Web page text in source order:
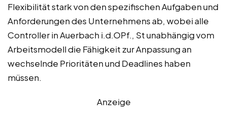
Flexibilität stark von den spezifischen Aufgaben und
Anforderungen des Unternehmens ab, wobei alle
Controller in Auerbach i.d.OPf., St unabhängig vom
Arbeitsmodell die Fähigkeit zur Anpassung an
wechselnde Prioritäten und Deadlines haben
müssen.
Anzeige